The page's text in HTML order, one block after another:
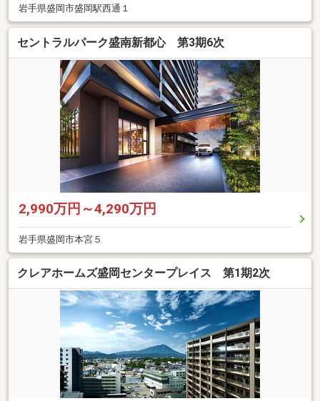
岩手県盛岡市盛岡駅西通１
セントラルパーク盛南新都心 第3期6次
2,990万円～4,290万円
岩手県盛岡市本宮５
クレアホームズ盛岡センタープレイス 第1期2次